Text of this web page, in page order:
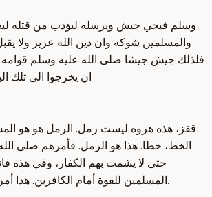
وسلم فيجي جيش ويرسله ليؤدب من قتله
والمسلمين شوكه وان دين الله عزيز ولا
ان يخرجوا الى تلك
قفز، هذه هروه ليست رمل. الرمل هو هو
الخط، خطا. هذا هو الرمل. فأمرهم صلى
حتى لا يشمت بهم الكفار، وفي هذه
المسلمين للقوة أمام الكافرين. هذا أمر مما يحبه الله لأن فيه.